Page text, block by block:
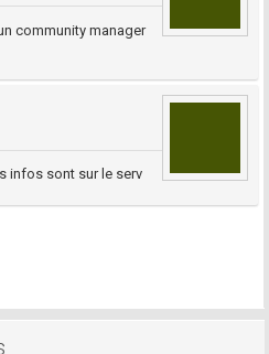
community manager
infos sont sur le serv